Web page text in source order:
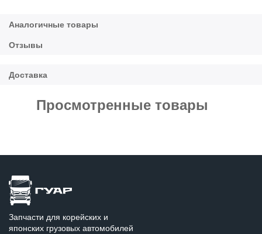
Просмотренные товары
Запчасти для корейских и
японских грузовых автомобилей